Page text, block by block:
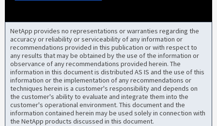
NetApp provides no representations or warranties regarding the
accuracy or reliability or serviceability of any information or
recommendations provided in this publication or with respect to
any results that may be obtained by the use of the information or
observance of any recommendations provided herein. The
information in this document is distributed AS IS and the use of this
information or the implementation of any recommendations or
techniques herein is a customer's responsibility and depends on
the customer's ability to evaluate and integrate them into the
customer's operational environment. This document and the
information contained herein may be used solely in connection with
the NetApp products discussed in this document.